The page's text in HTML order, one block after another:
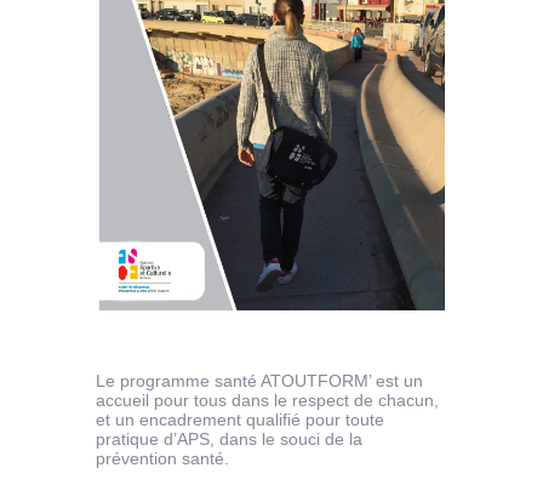
Le programme santé ATOUTFORM’ est un
accueil pour tous dans le respect de chacun,
et un encadrement qualifié pour toute
pratique d’APS, dans le souci de la
prévention santé.